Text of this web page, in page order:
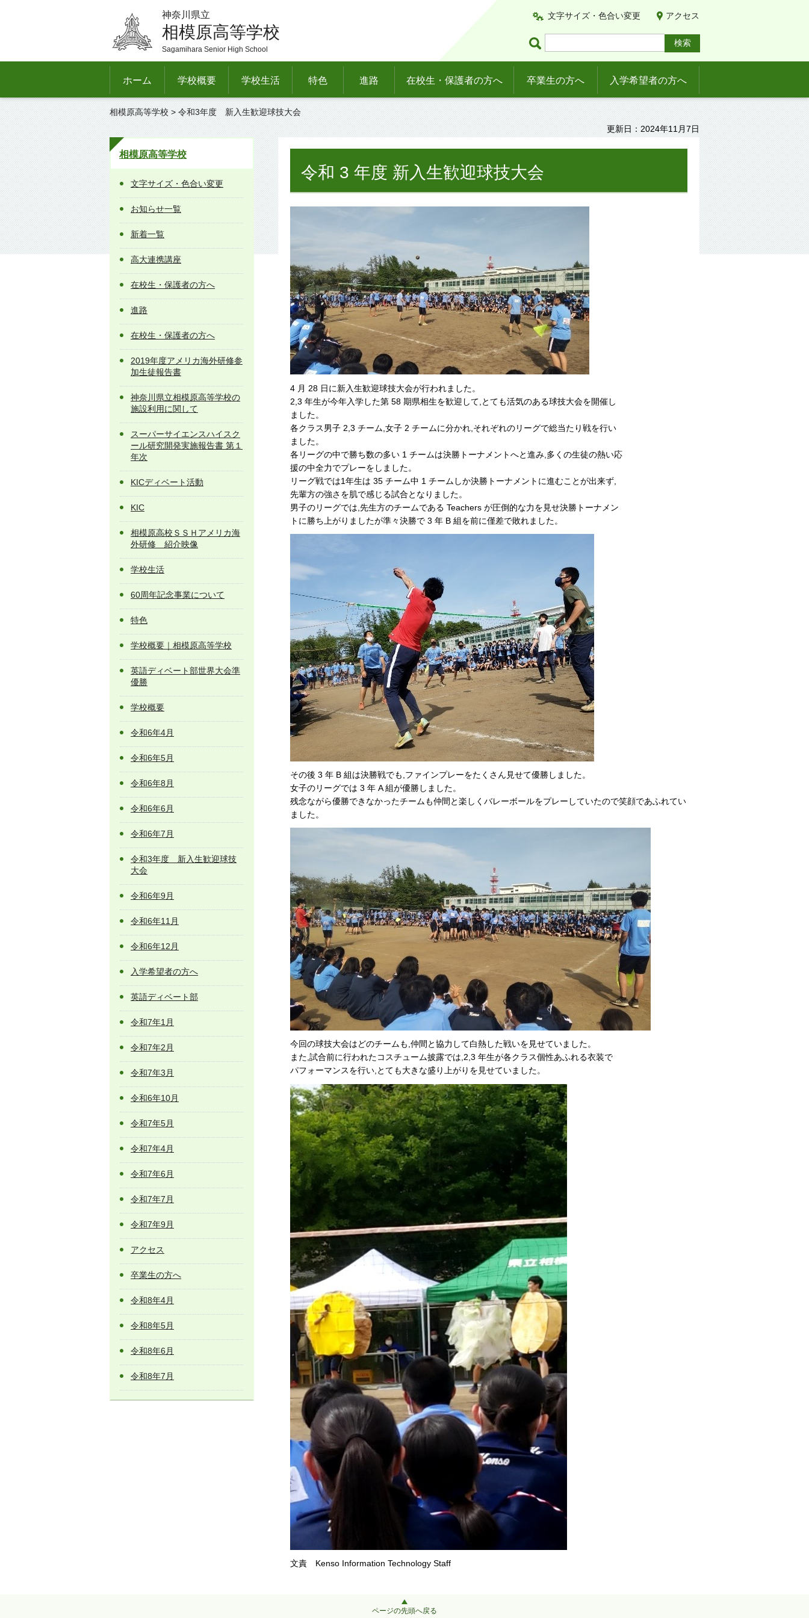
神奈川県立
相模原高等学校
Sagamihara Senior High School
文字サイズ・色合い変更 アクセス
ホーム 学校概要 学校生活 特色 進路 在校生・保護者の方へ 卒業生の方へ 入学希望者の方へ
相模原高等学校 > 令和3年度 新入生歓迎球技大会
更新日：2024年11月7日
相模原高等学校
文字サイズ・色合い変更
お知らせ一覧
新着一覧
高大連携講座
在校生・保護者の方へ
進路
在校生・保護者の方へ
2019年度アメリカ海外研修参
加生徒報告書
神奈川県立相模原高等学校の
施設利用に関して
スーパーサイエンスハイスク
ール研究開発実施報告書 第１
年次
KICディベート活動
KIC
相模原高校ＳＳＨアメリカ海
外研修 紹介映像
学校生活
60周年記念事業について
特色
学校概要｜相模原高等学校
英語ディベート部世界大会準
優勝
学校概要
令和6年4月
令和6年5月
令和6年8月
令和6年6月
令和6年7月
令和3年度 新入生歓迎球技
大会
令和6年9月
令和6年11月
令和6年12月
入学希望者の方へ
英語ディベート部
令和7年1月
令和7年2月
令和7年3月
令和6年10月
令和7年5月
令和7年4月
令和7年6月
令和7年7月
令和7年9月
アクセス
卒業生の方へ
令和8年4月
令和8年5月
令和8年6月
令和8年7月
令和 3 年度 新入生歓迎球技大会
4 月 28 日に新入生歓迎球技大会が行われました。
2,3 年生が今年入学した第 58 期県相生を歓迎して,とても活気のある球技大会を開催し
ました。
各クラス男子 2,3 チーム,女子 2 チームに分かれ,それぞれのリーグで総当たり戦を行い
ました。
各リーグの中で勝ち数の多い 1 チームは決勝トーナメントへと進み,多くの生徒の熱い応
援の中全力でプレーをしました。
リーグ戦では1年生は 35 チーム中 1 チームしか決勝トーナメントに進むことが出来ず,
先輩方の強さを肌で感じる試合となりました。
男子のリーグでは,先生方のチームである Teachers が圧倒的な力を見せ決勝トーナメン
トに勝ち上がりましたが準々決勝で 3 年 B 組を前に僅差で敗れました。
その後 3 年 B 組は決勝戦でも,ファインプレーをたくさん見せて優勝しました。
女子のリーグでは 3 年 A 組が優勝しました。
残念ながら優勝できなかったチームも仲間と楽しくバレーボールをプレーしていたので笑顔であふれてい
ました。
今回の球技大会はどのチームも,仲間と協力して白熱した戦いを見せていました。
また,試合前に行われたコスチューム披露では,2,3 年生が各クラス個性あふれる衣装で
パフォーマンスを行い,とても大きな盛り上がりを見せていました。
文責 Kenso Information Technology Staff
ページの先頭へ戻る